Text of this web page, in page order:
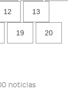
12 13
19 20
noticias